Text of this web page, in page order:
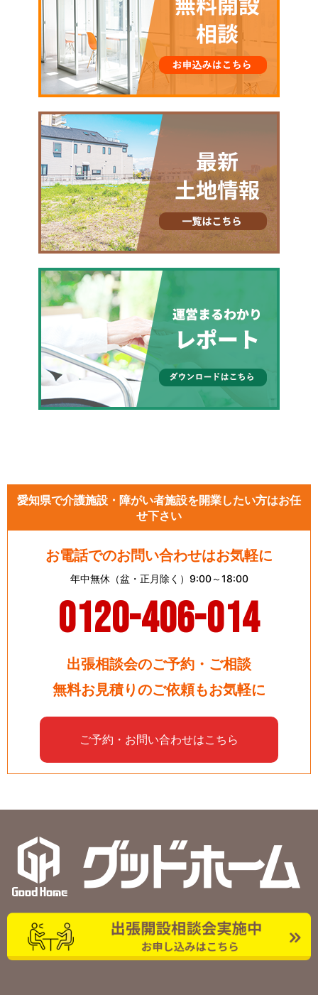
愛知県で介護施設・障がい者施設を開業したい方はお任
せ下さい
お電話でのお問い合わせはお気軽に
年中無休（盆・正月除く）9:00～18:00
0120-406-014
出張相談会のご予約・ご相談
無料お見積りのご依頼もお気軽に
ご予約・お問い合わせはこちら